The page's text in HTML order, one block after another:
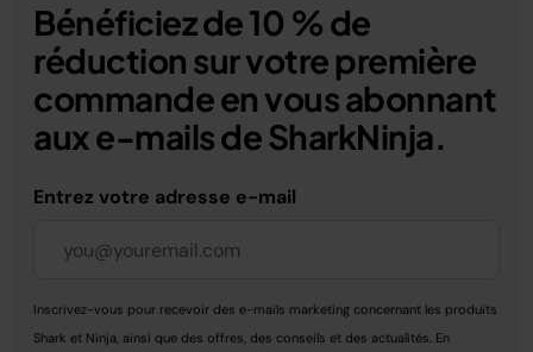
Bénéficiez de 10 % de
réduction sur votre première
commande en vous abonnant
aux e-mails de SharkNinja.
Entrez votre adresse e-mail
Inscrivez-vous pour recevoir des e-mails marketing concernant les produits
Shark et Ninja, ainsi que des offres, des conseils et des actualités. En